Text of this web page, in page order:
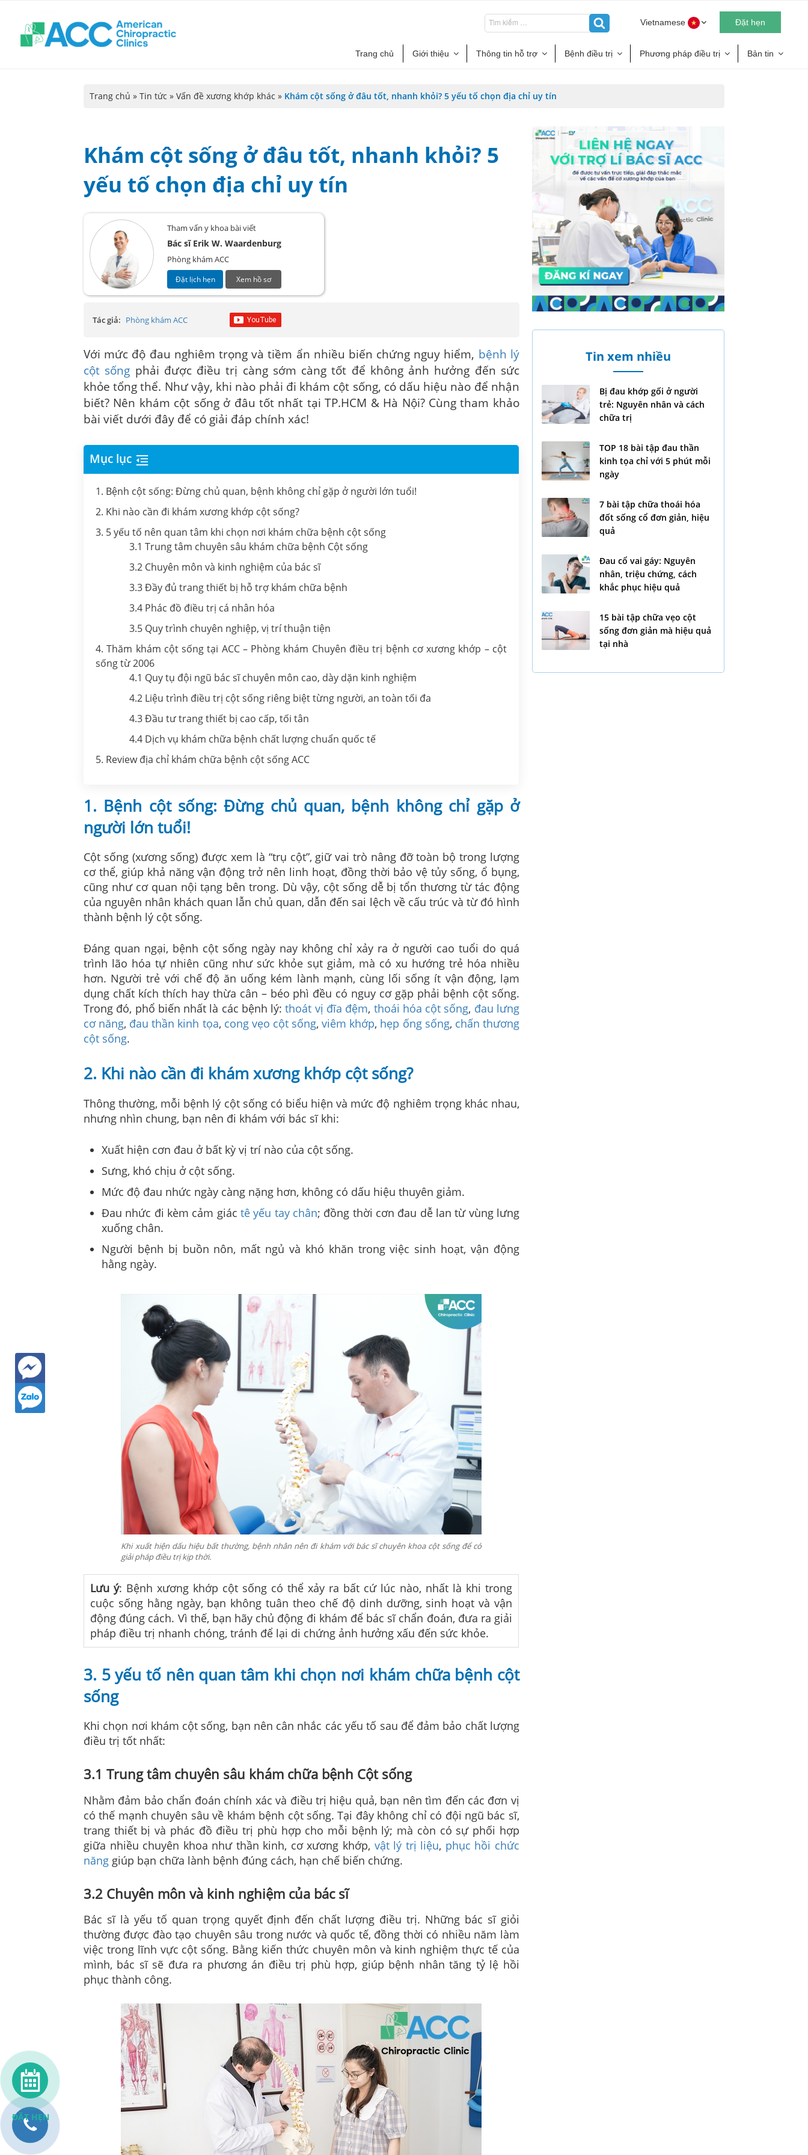
Vietnamese Đặt hẹn
Trang chủ Giới thiệu Thông tin hỗ trợ Bệnh điều trị Phương pháp điều trị Bản tin
Trang chủ » Tin tức » Vấn đề xương khớp khác » Khám cột sống ở đâu tốt, nhanh khỏi? 5 yếu tố chọn địa chỉ uy tín
Khám cột sống ở đâu tốt, nhanh khỏi? 5
yếu tố chọn địa chỉ uy tín
Tham vấn y khoa bài viết
Bác sĩ Erik W. Waardenburg
Phòng khám ACC
Đặt lịch hẹn Xem hồ sơ
Tác giả: Phòng khám ACC
Với mức độ đau nghiêm trọng và tiềm ẩn nhiều biến chứng nguy hiểm, bệnh lý
cột sống phải được điều trị càng sớm càng tốt để không ảnh hưởng đến sức
khỏe tổng thể. Như vậy, khi nào phải đi khám cột sống, có dấu hiệu nào để nhận
biết? Nên khám cột sống ở đâu tốt nhất tại TP.HCM & Hà Nội? Cùng tham khảo
bài viết dưới đây để có giải đáp chính xác!
Mục lục
1. Bệnh cột sống: Đừng chủ quan, bệnh không chỉ gặp ở người lớn tuổi!
2. Khi nào cần đi khám xương khớp cột sống?
3. 5 yếu tố nên quan tâm khi chọn nơi khám chữa bệnh cột sống
3.1 Trung tâm chuyên sâu khám chữa bệnh Cột sống
3.2 Chuyên môn và kinh nghiệm của bác sĩ
3.3 Đầy đủ trang thiết bị hỗ trợ khám chữa bệnh
3.4 Phác đồ điều trị cá nhân hóa
3.5 Quy trình chuyên nghiệp, vị trí thuận tiện
4. Thăm khám cột sống tại ACC – Phòng khám Chuyên điều trị bệnh cơ xương khớp – cột
sống từ 2006
4.1 Quy tụ đội ngũ bác sĩ chuyên môn cao, dày dặn kinh nghiệm
4.2 Liệu trình điều trị cột sống riêng biệt từng người, an toàn tối đa
4.3 Đầu tư trang thiết bị cao cấp, tối tân
4.4 Dịch vụ khám chữa bệnh chất lượng chuẩn quốc tế
5. Review địa chỉ khám chữa bệnh cột sống ACC
1. Bệnh cột sống: Đừng chủ quan, bệnh không chỉ gặp ở
người lớn tuổi!
Cột sống (xương sống) được xem là “trụ cột”, giữ vai trò nâng đỡ toàn bộ trong lượng
cơ thể, giúp khả năng vận động trở nên linh hoạt, đồng thời bảo vệ tủy sống, ổ bụng,
cũng như cơ quan nội tạng bên trong. Dù vậy, cột sống dễ bị tổn thương từ tác động
của nguyên nhân khách quan lẫn chủ quan, dẫn đến sai lệch về cấu trúc và từ đó hình
thành bệnh lý cột sống.
Đáng quan ngại, bệnh cột sống ngày nay không chỉ xảy ra ở người cao tuổi do quá
trình lão hóa tự nhiên cũng như sức khỏe sụt giảm, mà có xu hướng trẻ hóa nhiều
hơn. Người trẻ với chế độ ăn uống kém lành mạnh, cùng lối sống ít vận động, lạm
dụng chất kích thích hay thừa cân – béo phì đều có nguy cơ gặp phải bệnh cột sống.
Trong đó, phổ biến nhất là các bệnh lý:thoát vị đĩa đệm, thoái hóa cột sống, đau lưng
cơ năng, đau thần kinh tọa, cong vẹo cột sống,viêm khớp, hẹp ống sống, chấn thương
cột sống.
2. Khi nào cần đi khám xương khớp cột sống?
Thông thường, mỗi bệnh lý cột sống có biểu hiện và mức độ nghiêm trọng khác nhau,
nhưng nhìn chung, bạn nên đi khám với bác sĩ khi:
Xuất hiện cơn đau ở bất kỳ vị trí nào của cột sống.
Sưng, khó chịu ở cột sống.
Mức độ đau nhức ngày càng nặng hơn, không có dấu hiệu thuyên giảm.
Đau nhức đi kèm cảm giác tê yếu tay chân; đồng thời cơn đau dễ lan từ vùng lưng
xuống chân.
Người bệnh bị buồn nôn, mất ngủ và khó khăn trong việc sinh hoạt, vận động
hằng ngày.
Khi xuất hiện dấu hiệu bất thường, bệnh nhân nên đi khám với bác sĩ chuyên khoa cột sống để có
giải pháp điều trị kịp thời.
Lưu ý: Bệnh xương khớp cột sống có thể xảy ra bất cứ lúc nào, nhất là khi trong
cuộc sống hằng ngày, bạn không tuân theo chế độ dinh dưỡng, sinh hoạt và vận
động đúng cách. Vì thế, bạn hãy chủ động đi khám để bác sĩ chẩn đoán, đưa ra giải
pháp điều trị nhanh chóng, tránh để lại di chứng ảnh hưởng xấu đến sức khỏe.
3. 5 yếu tố nên quan tâm khi chọn nơi khám chữa bệnh cột
sống
Khi chọn nơi khám cột sống, bạn nên cân nhắc các yếu tố sau để đảm bảo chất lượng
điều trị tốt nhất:
3.1 Trung tâm chuyên sâu khám chữa bệnh Cột sống
Nhằm đảm bảo chẩn đoán chính xác và điều trị hiệu quả, bạn nên tìm đến các đơn vị
có thế mạnh chuyên sâu về khám bệnh cột sống. Tại đây không chỉ có đội ngũ bác sĩ,
trang thiết bị và phác đồ điều trị phù hợp cho mỗi bệnh lý; mà còn có sự phối hợp
giữa nhiều chuyên khoa như thần kinh, cơ xương khớp, vật lý trị liệu, phục hồi chức
năng giúp bạn chữa lành bệnh đúng cách, hạn chế biến chứng.
3.2 Chuyên môn và kinh nghiệm của bác sĩ
Bác sĩ là yếu tố quan trọng quyết định đến chất lượng điều trị. Những bác sĩ giỏi
thường được đào tạo chuyên sâu trong nước và quốc tế, đồng thời có nhiều năm làm
việc trong lĩnh vực cột sống. Bằng kiến thức chuyên môn và kinh nghiệm thực tế của
mình, bác sĩ sẽ đưa ra phương án điều trị phù hợp, giúp bệnh nhân tăng tỷ lệ hồi
phục thành công.
Tin xem nhiều
Bị đau khớp gối ở người
trẻ: Nguyên nhân và cách
chữa trị
TOP 18 bài tập đau thần
kinh tọa chỉ với 5 phút mỗi
ngày
7 bài tập chữa thoái hóa
đốt sống cổ đơn giản, hiệu
quả
Đau cổ vai gáy: Nguyên
nhân, triệu chứng, cách
khắc phục hiệu quả
15 bài tập chữa vẹo cột
sống đơn giản mà hiệu quả
tại nhà
ĐẶT HẸN